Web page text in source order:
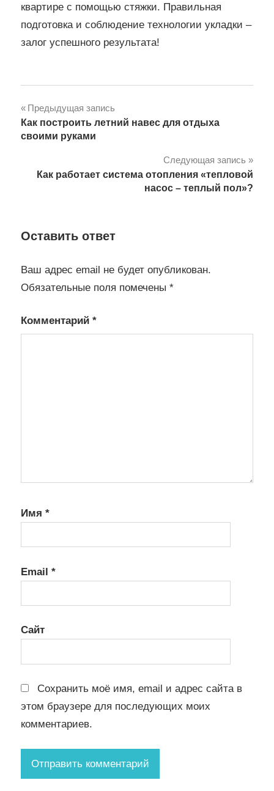
квартире с помощью стяжки. Правильная
подготовка и соблюдение технологии укладки –
залог успешного результата!
Навигация
по
Предыдущая запись
Как построить летний навес для отдыха
своими руками
Следующая запись
Как работает система отопления «тепловой
насос – теплый пол»?
Оставить ответ
Ваш адрес email не будет опубликован.
Обязательные поля помечены *
Комментарий *
Имя *
Email *
Сайт
Сохранить моё имя, email и адрес сайта в
этом браузере для последующих моих
комментариев.